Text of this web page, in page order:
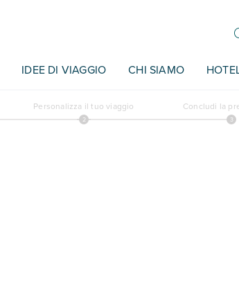
IDEE DI VIAGGIO CHI SIAMO
Personalizza il tuo viaggio Concludi la